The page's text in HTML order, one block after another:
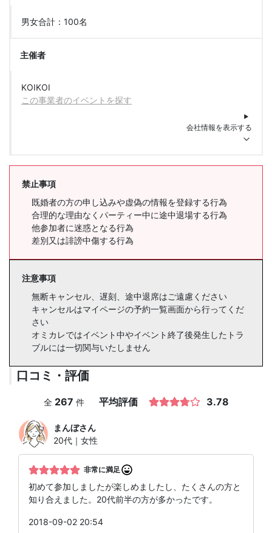
男女合計：100名
主催者
KOIKOI
この事業者のイベントを探す
会社情報を表示する
禁止事項
既婚者の方の申し込みや虚偽の情報を登録する行為
合理的な理由なくパーティー中に途中退場する行為
他参加者に迷惑となる行為
差別又は誹謗中傷する行為
注意事項
無断キャンセル、遅刻、途中退席はご遠慮ください
キャンセルはマイページの予約一覧画面から行ってくだ
さい
オミカレではイベント中やイベント終了後発生したトラ
ブルには一切関与いたしません
口コミ・評価
全 267 件 平均評価 3.78
まんぼさん
20代｜女性
非常に満足
初めて参加しましたが楽しめましたし、たくさんの方と
知り合えました。20代前半の方が多かったです。
2018-09-02 20:54